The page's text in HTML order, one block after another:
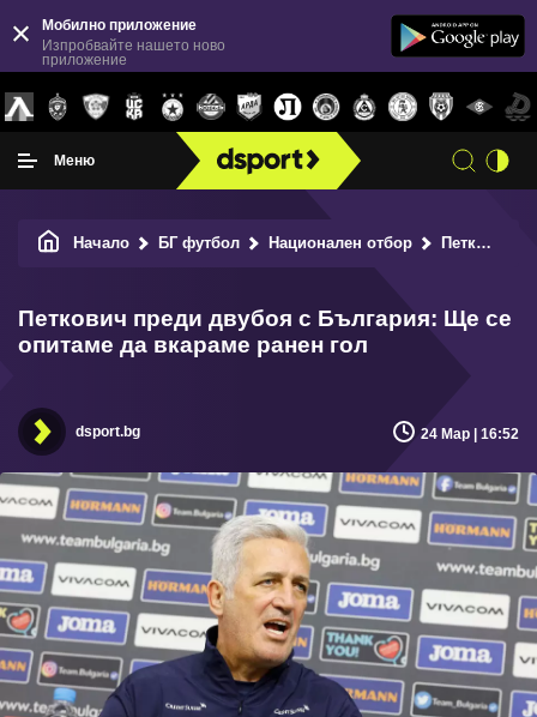
Мобилно приложение
Изпробвайте нашето ново
приложение
Меню
Начало БГ футбол Национален отбор Петкович преди двубоя с България: Ще се опитаме да вкараме ранен гол
Петкович преди двубоя с България: Ще се
опитаме да вкараме ранен гол
dsport.bg 24 Мар | 16:52